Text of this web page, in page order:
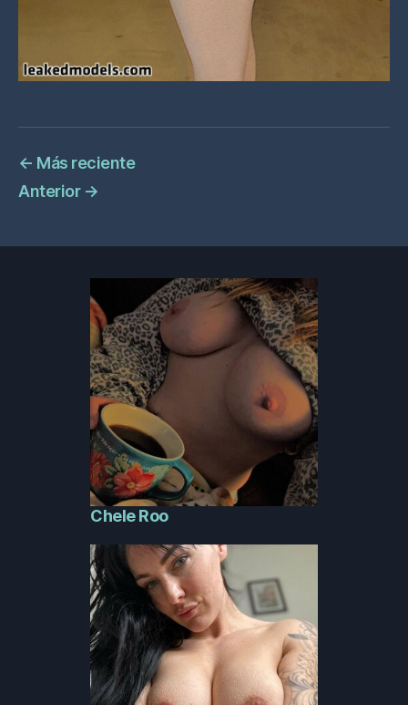
← Más reciente
Anterior →
Chele Roo